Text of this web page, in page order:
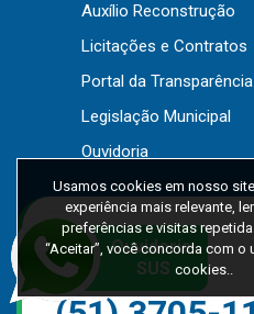
Usamos cookies em nosso
experiência mais relevante,
preferências e visitas
“Aceitar”, você concorda com o
cookies..
Auxílio Reconstrução
Licitações e Contratos
Portal da Transparência
Legislação Municipal
Ouvidoria
Contatos Gerais